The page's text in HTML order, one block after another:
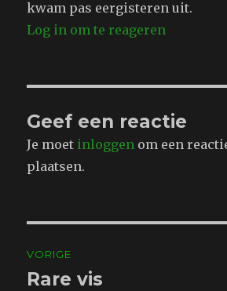
kwam pas eergisteren uit.
Log in om te reageren
Geef een reactie
Je moet inloggen om een
plaatsen.
navigatie
VORIGE
Vorig
Rare vis